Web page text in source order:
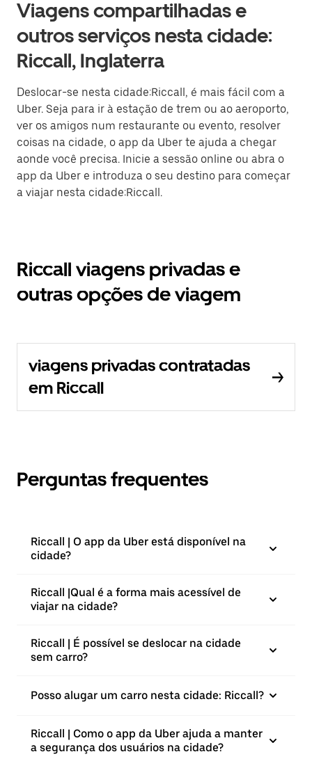
Viagens compartilhadas e
outros serviços nesta cidade:
Riccall, Inglaterra
Deslocar-se nesta cidade:Riccall, é mais fácil com a
Uber. Seja para ir à estação de trem ou ao aeroporto,
ver os amigos num restaurante ou evento, resolver
coisas na cidade, o app da Uber te ajuda a chegar
aonde você precisa. Inicie a sessão online ou abra o
app da Uber e introduza o seu destino para começar
a viajar nesta cidade:Riccall.
Riccall viagens privadas e
outras opções de viagem
viagens privadas contratadas
em Riccall
Perguntas frequentes
Riccall | O app da Uber está disponível na
cidade?
Riccall |⁠Qual é a forma mais acessível de
viajar na cidade?
Riccall | É possível se deslocar na cidade
sem carro?
Posso alugar um carro nesta cidade: Riccall?
Riccall | Como o app da Uber ajuda a manter
a segurança dos usuários na cidade?